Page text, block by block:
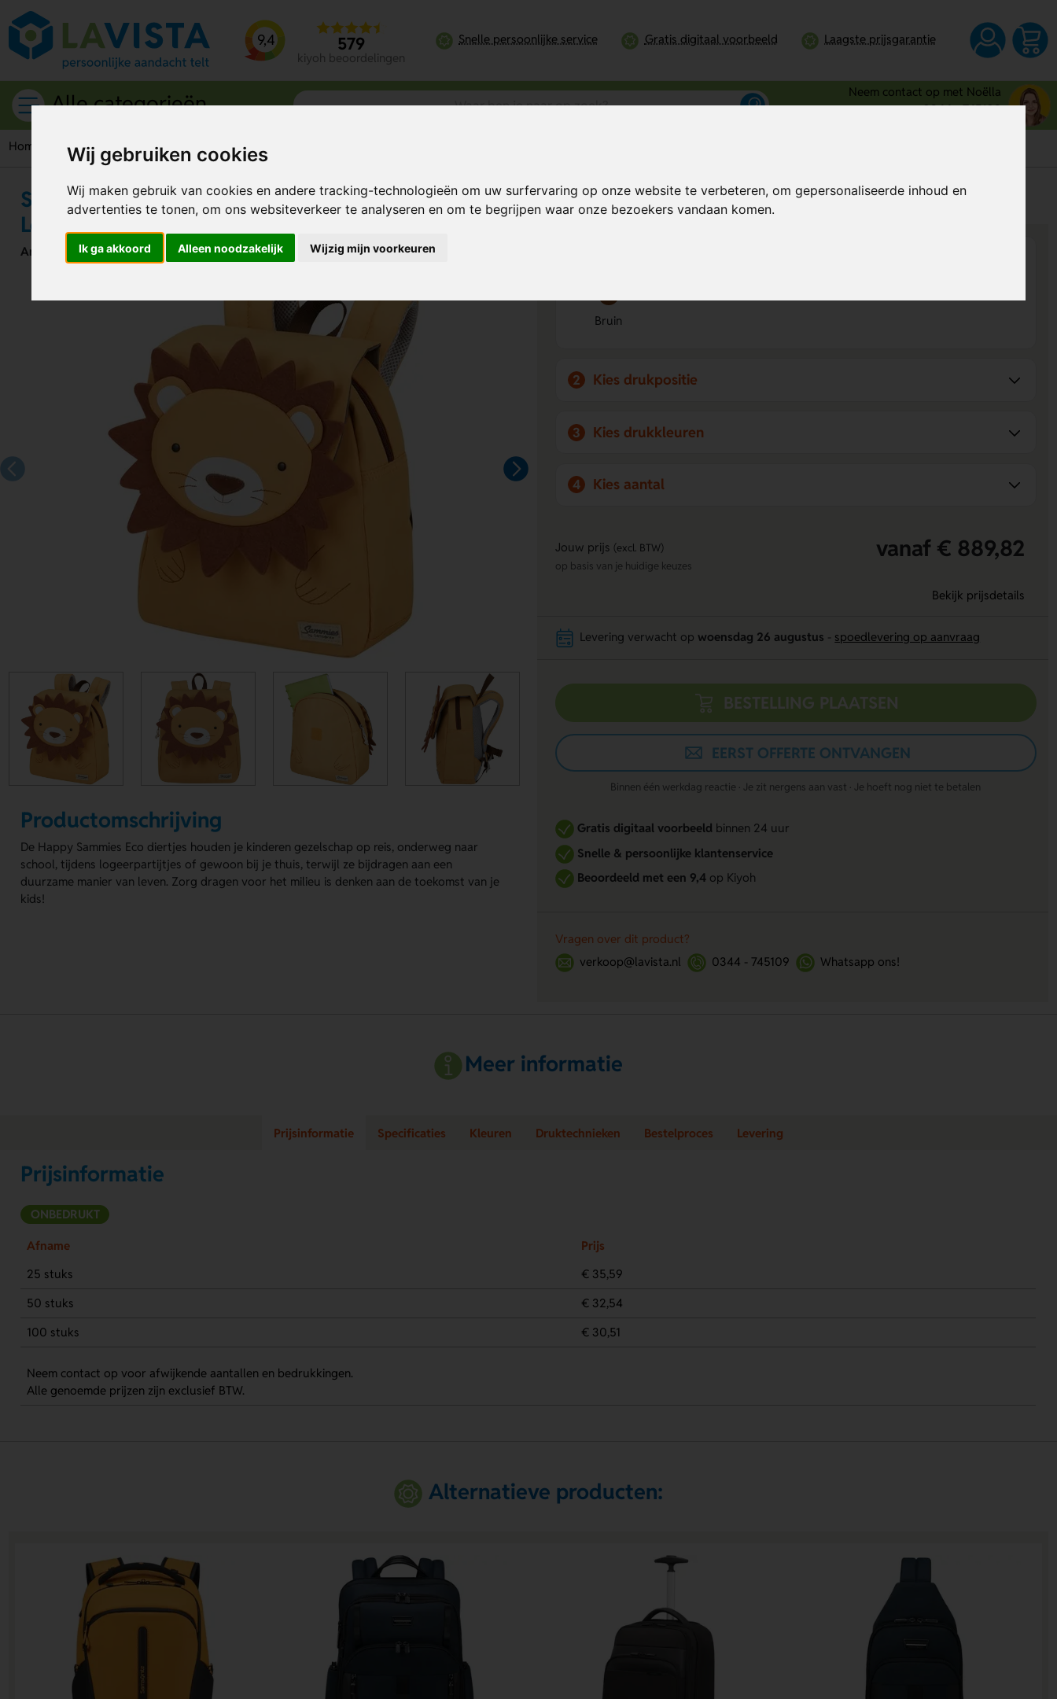
Wij gebruiken cookies
Wij maken gebruik van cookies en andere tracking-technologieën om uw surfervaring op onze website te verbeteren, om gepersonaliseerde inhoud en
advertenties te tonen, om ons websiteverkeer te analyseren en om te begrijpen waar onze bezoekers vandaan komen.
Ik ga akkoord Alleen noodzakelijk Wijzig mijn voorkeuren
9,4 579
kiyoh beoordelingen
Snelle persoonlijke service Gratis digitaal voorbeeld Laagste prijsgarantie
Alle categorieën
Neem contact op met Noëlla
0344 - 745109
Home Tassen Samsonite Happy Sammies Eco Backpack S Lion Lester
Samsonite Happy Sammies Eco Backpack S Lion
Lester
Artikelnummer:299241
Productomschrijving
De Happy Sammies Eco diertjes houden je kinderen gezelschap op reis, onderweg naar
school, tijdens logeerpartijtjes of gewoon bij je thuis, terwijl ze bijdragen aan een
duurzame manier van leven. Zorg dragen voor het milieu is denken aan de toekomst van je
kids!
Bereken mijn prijs Al vanaf€ 30,51 per stuk (excl. BTW)
Bruin
2 Kies drukpositie
3 Kies drukkleuren
4 Kies aantal
Jouw prijs (excl. BTW) vanaf € 889,82
op basis van je huidige keuzes
Bekijk prijsdetails
Levering verwacht op woensdag 26 augustus spoedlevering op aanvraag
BESTELLING PLAATSEN
EERST OFFERTE ONTVANGEN
Binnen één werkdag reactie · Je zit nergens aan vast · Je hoeft nog niet te betalen
Gratis digitaal voorbeeldbinnen 24 uur
Snelle & persoonlijke klantenservice
Beoordeeld met een 9,4op Kiyoh
Vragen over dit product?
verkoop@lavista.nl
0344 - 745109 Whatsapp ons!
Meer informatie
Prijsinformatie Specificaties Kleuren Druktechnieken Bestelproces Levering
Prijsinformatie
ONBEDRUKT
Afname
Prijs
25 stuks
€ 35,59
50 stuks
€ 32,54
100 stuks
€ 30,51
Neem contact op voor afwijkende aantallen en bedrukkingen.
Alle genoemde prijzen zijn exclusief BTW.
Alternatieve producten: